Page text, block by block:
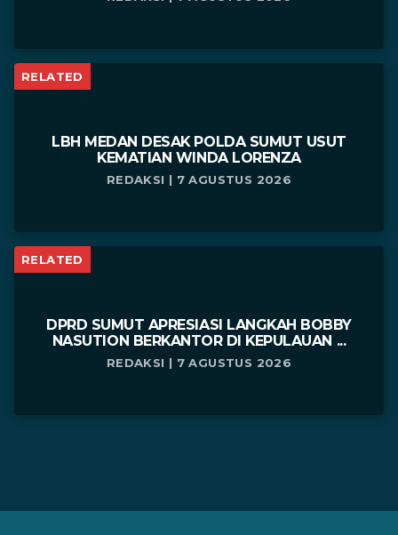
RELATED
LBH MEDAN DESAK POLDA SUMUT USUT
KEMATIAN WINDA LORENZA
REDAKSI | 7 AGUSTUS 2026
RELATED
DPRD SUMUT APRESIASI LANGKAH BOBBY
NASUTION BERKANTOR DI KEPULAUAN ...
REDAKSI | 7 AGUSTUS 2026